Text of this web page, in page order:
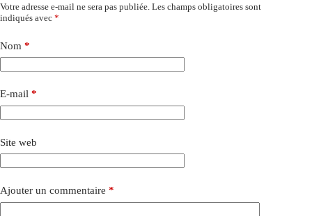
Votre adresse e-mail ne sera pas publiée. Les champs obligatoires sont
indiqués avec *
Nom *
E-mail *
Site web
Ajouter un commentaire *